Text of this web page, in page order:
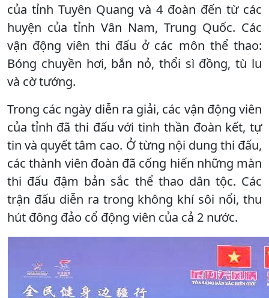
của tỉnh Tuyên Quang và 4 đoàn đến từ các
huyện của tỉnh Vân Nam, Trung Quốc. Các
vận động viên thi đấu ở các môn thể thao:
Bóng chuyền hơi, bắn nỏ, thổi sì đồng, tù lu
và cờ tướng.
Trong các ngày diễn ra giải, các vận động viên
của tỉnh đã thi đấu với tinh thần đoàn kết, tự
tin và quyết tâm cao. Ở từng nội dung thi đấu,
các thành viên đoàn đã cống hiến những màn
thi đấu đậm bản sắc thể thao dân tộc. Các
trận đấu diễn ra trong không khí sôi nổi, thu
hút đông đảo cổ động viên của cả 2 nước.